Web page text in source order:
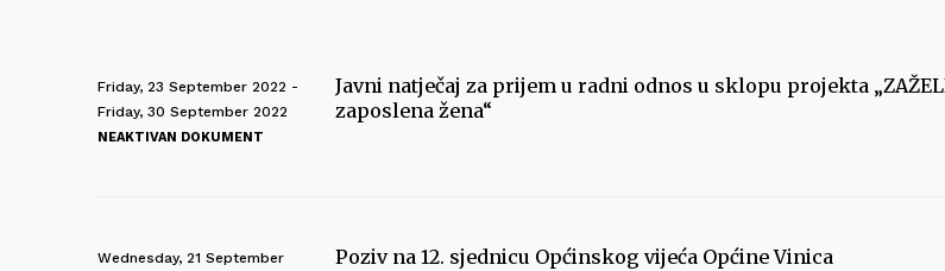
Friday, 23 September 2022 -
Friday, 30 September 2022
NEAKTIVAN DOKUMENT
Javni natječaj za prijem u radni odnos u sklopu projekta
zaposlena žena“
Wednesday, 21 September
Poziv na 12. sjednicu Općinskog vijeća Općine Vinica